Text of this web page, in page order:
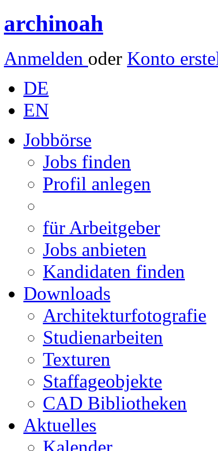
archinoah
Anmelden oder Konto
DE
EN
Jobbörse
Jobs finden
Profil anlegen
für Arbeitgeber
Jobs anbieten
Kandidaten finden
Downloads
Architekturfotografie
Studienarbeiten
Texturen
Staffageobjekte
CAD Bibliotheken
Aktuelles
Kalender